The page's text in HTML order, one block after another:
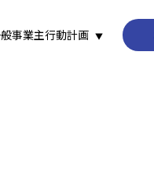
事業主行動計画